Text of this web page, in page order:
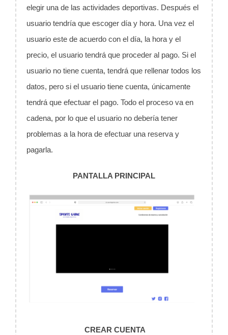
elegir una de las actividades deportivas. Después el
usuario tendría que escoger día y hora. Una vez el
usuario este de acuerdo con el día, la hora y el
precio, el usuario tendrá que proceder al pago. Si el
usuario no tiene cuenta, tendrá que rellenar todos los
datos, pero si el usuario tiene cuenta, únicamente
tendrá que efectuar el pago. Todo el proceso va en
cadena, por lo que el usuario no debería tener
problemas a la hora de efectuar una reserva y
pagarla.
PANTALLA PRINCIPAL
CREAR CUENTA